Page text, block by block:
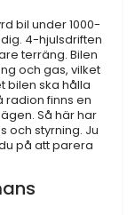
bil under 1000-
4-hjulsdriften
terräng. Bilen
och gas, vilket
bilen ska hålla
finns en
Så här har
och styrning. Ju
på att parera